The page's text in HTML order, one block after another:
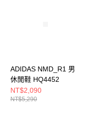
ADIDAS NMD_R1 男
休閒鞋 HQ4452
NT$2,090
NT$5,290